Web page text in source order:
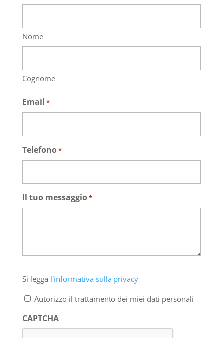
Nome
Cognome
Email *
Telefono*
Il tuo messaggio*
legga
l'informativa
privacy
*
Si legga l'informativa sulla privacy
Autorizzo il trattamento dei miei dati personali
CAPTCHA